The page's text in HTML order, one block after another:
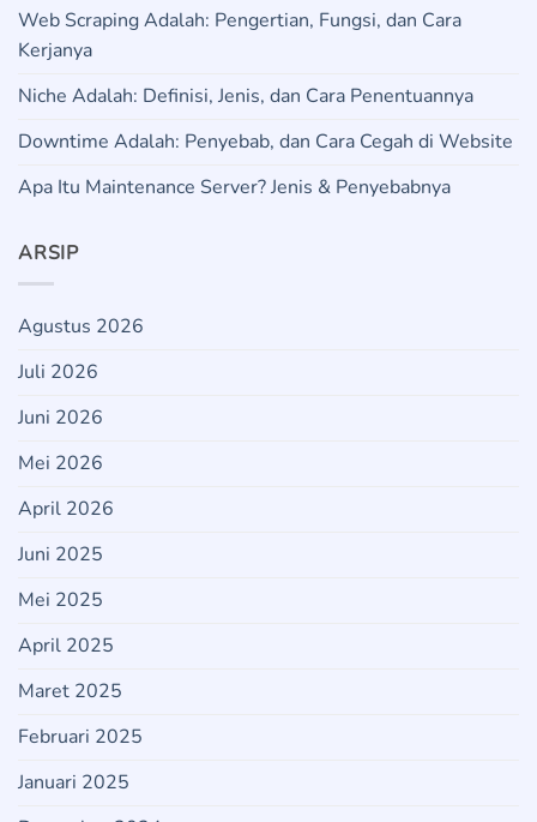
Web Scraping Adalah: Pengertian, Fungsi, dan Cara
Kerjanya
Niche Adalah: Definisi, Jenis, dan Cara Penentuannya
Downtime Adalah: Penyebab, dan Cara Cegah di Website
Apa Itu Maintenance Server? Jenis & Penyebabnya
ARSIP
Agustus 2026
Juli 2026
Juni 2026
Mei 2026
April 2026
Juni 2025
Mei 2025
April 2025
Maret 2025
Februari 2025
Januari 2025